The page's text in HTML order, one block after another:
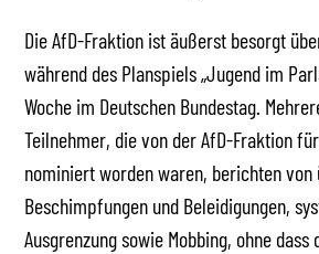
Die AfD-Fraktion ist äußerst besorgt
während des Planspiels „Jugend im
Woche im Deutschen Bundestag.
Teilnehmer, die von der AfD-Fraktion
nominiert worden waren, berichten von
Beschimpfungen und Beleidigungen,
Ausgrenzung sowie Mobbing, ohne